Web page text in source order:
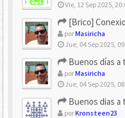
Vie, 12 Sep 2025,
[Brico]
porMasiricha
Jue, 04 Sep 2025,
Buenos días a
porMasiricha
Jue, 04 Sep 2025,
Buenos dias a
porKronsteen23